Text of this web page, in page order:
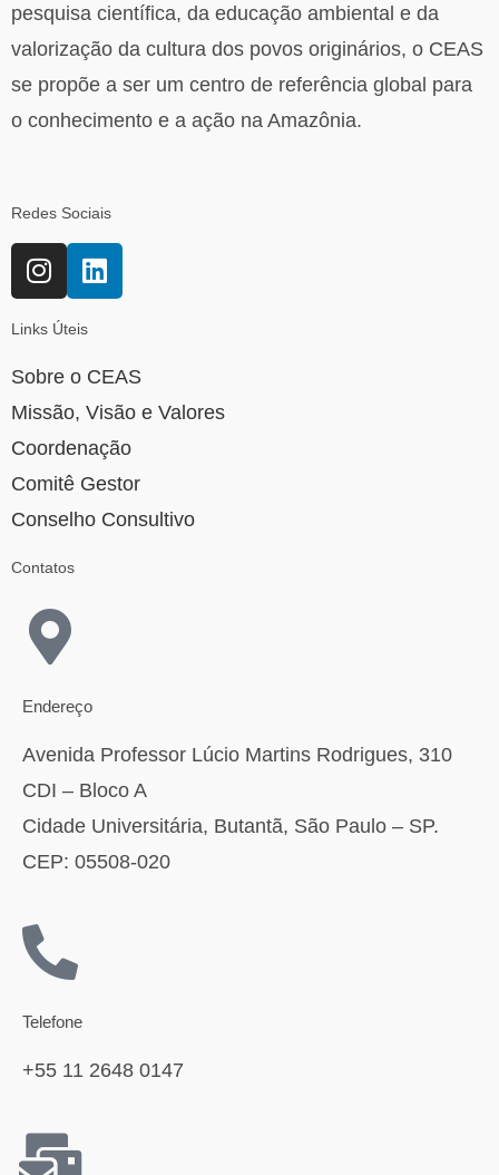
pesquisa científica, da educação ambiental e da
valorização da cultura dos povos originários, o CEAS
se propõe a ser um centro de referência global para
o conhecimento e a ação na Amazônia.
Redes Sociais
Links Úteis
Sobre o CEAS
Missão, Visão e Valores
Coordenação
Comitê Gestor
Conselho Consultivo
Contatos
Endereço
Avenida Professor Lúcio Martins Rodrigues, 310
CDI – Bloco A
Cidade Universitária, Butantã, São Paulo – SP.
CEP: 05508-020
Telefone
+55 11 2648 0147